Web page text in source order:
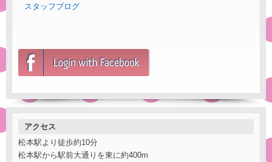
スタッフブログ
アクセス
松本駅より徒歩約10分
松本駅から駅前大通りを東に約400m